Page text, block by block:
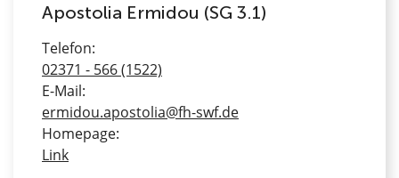
Apostolia Ermidou (SG 3.1)
Telefon:
02371 - 566 (1522)
E-Mail:
ermidou.apostolia@fh-swf.de
Homepage:
Link